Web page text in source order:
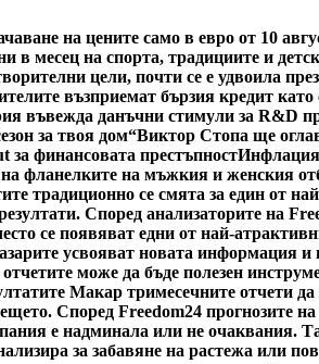
на цените само в евро от 10
месец на спорта, традициите и
цели, почти се е удвоила
възприемат бързия кредит
въвежда данъчни стимули за R&D
за твоя дом“Виктор Стопа ще
за финансовата престъпностИнфлация
фланелките на мъжкия и женския
традиционно се смята за един от
Според анализаторите на
се появяват едни от най-
усвояват новата информация
може да бъде полезен
Макар тримесечните отчети
Според Freedom24 прогнозите
е надминала или не очаквания.
за забавяне на растежа или